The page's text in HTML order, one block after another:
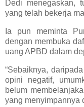
Dedi menegaskan,
yang telah bekerja
Ia pun meminta
dengan membuka
uang APBD dalam
“Sebaiknya,
opini negatif,
belum
yang menyimpannya